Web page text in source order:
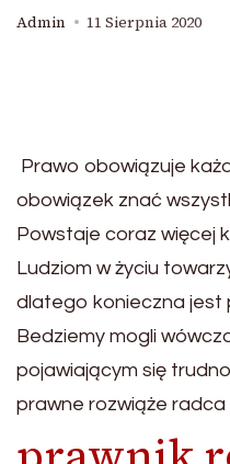
Admin 11 Sierpnia 2020
Prawo obowiązuje
obowiązek znać
Powstaje coraz więcej
Ludziom w życiu
dlatego konieczna jest
Bedziemy mogli
pojawiającym się
prawne rozwiąże radca